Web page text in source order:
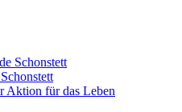
Schonstett
Aktion für das Leben